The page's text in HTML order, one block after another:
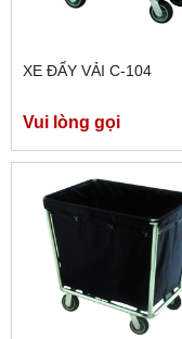
XE ĐẨY VẢI C-104
Vui lòng gọi